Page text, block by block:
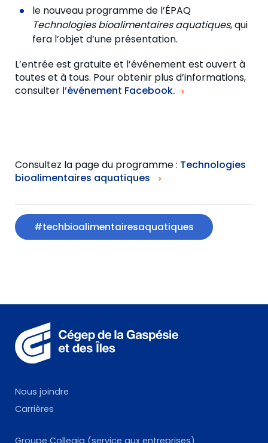
le nouveau programme de l’ÉPAQ
Technologies bioalimentaires aquatiques, qui
fera l’objet d’une présentation.
L’entrée est gratuite et l’événement est ouvert à
toutes et à tous. Pour obtenir plus d’informations,
consulter l’événement Facebook.
Consultez la page du programme : Technologies
bioalimentaires aquatiques
#techbioalimentairesaquatiques
Nous joindre
Carrières